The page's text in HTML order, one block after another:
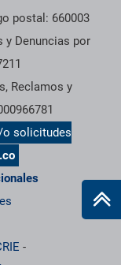
postal: 660003
y Denuncias por
Reclamos y
o solicitudes
-